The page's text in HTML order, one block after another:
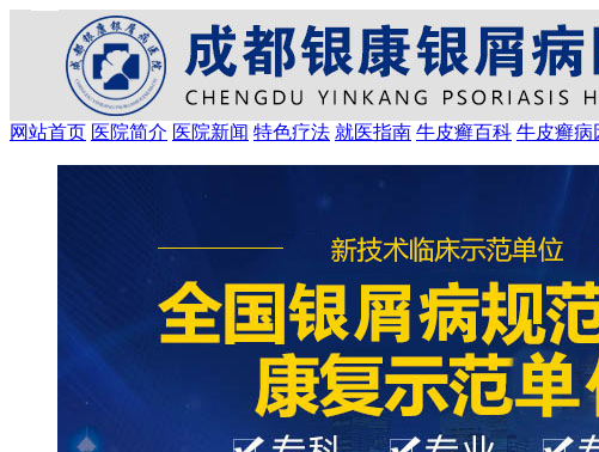
网站首页 医院简介 医院新闻 特色疗法 就医指南 牛皮癣百科 牛皮癣病